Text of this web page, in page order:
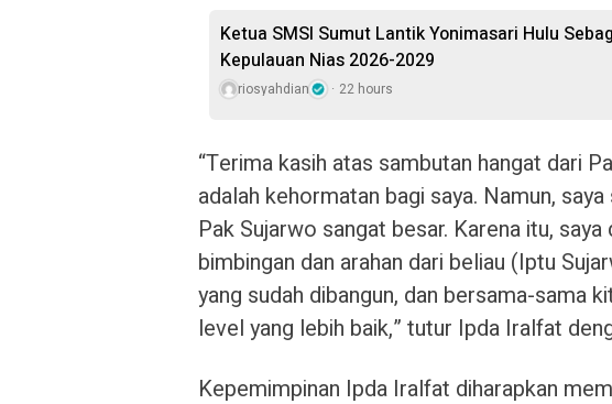
Ketua SMSI Sumut Lantik Yonimasari Hulu
Kepulauan Nias 2026-2029
riosyahdian 22 hours
“Terima kasih atas sambutan hangat dari
adalah kehormatan bagi saya. Namun,
Pak Sujarwo sangat besar. Karena itu,
bimbingan dan arahan dari beliau (Iptu
yang sudah dibangun, dan bersama-sama
level yang lebih baik,” tutur Ipda Iralfat
Kepemimpinan Ipda Iralfat diharapkan